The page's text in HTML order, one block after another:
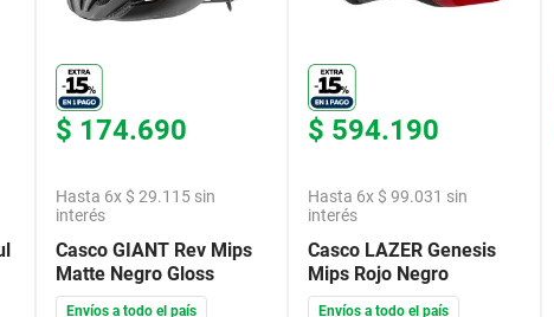
$ 174.690
Hasta 6x $ 29.115sin
interés
Casco GIANT Rev Mips
Matte Negro Gloss
Envíos a todo el país
$ 594.190
Hasta 6x $ 99.031 sin
interés
Casco LAZER Genesis
Mips Rojo Negro
Envíos a todo el país